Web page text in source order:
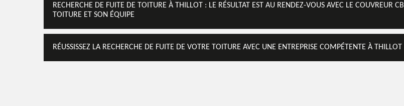
RECHERCHE DE FUITE DE TOITURE À THILLOT : LE RÉSULTAT EST AU RENDEZ-VOUS AVEC LE COUVREUR CB
TOITURE ET SON ÉQUIPE
RÉUSSISSEZ LA RECHERCHE DE FUITE DE VOTRE TOITURE AVEC UNE ENTREPRISE COMPÉTENTE À THILLOT